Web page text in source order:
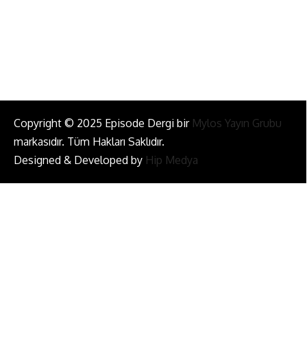
Copyright © 2025 Episode Dergi bir Mylos Yayın Grubu
markasıdır. Tüm Hakları Saklıdır.
Designed & Developed by Hip Medya